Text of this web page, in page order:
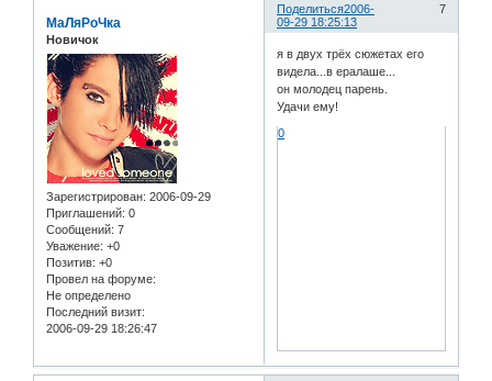
Поделиться 7
2006-
09-29 18:25:13
МаЛяРоЧка
Новичок
Зарегистрирован: 2006-09-29
Приглашений: 0
Сообщений: 7
Уважение: +0
Позитив: +0
Провел на форуме:
Не определено
Последний визит:
2006-09-29 18:26:47
я в двух трёх сюжетах его
видела...в ералаше...
он молодец парень.
Удачи ему!
0